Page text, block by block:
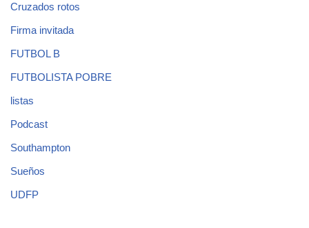
Cruzados rotos
Firma invitada
FUTBOL B
FUTBOLISTA POBRE
listas
Podcast
Southampton
Sueños
UDFP